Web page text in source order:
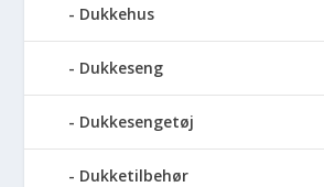
Dukkehus
Dukkeseng
Dukkesengetøj
Dukketilbehør